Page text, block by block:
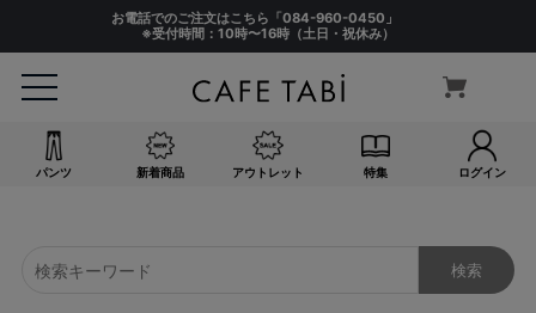
お電話でのご注文はこちら「084-960-0450 」
※受付時間：10時〜16時（土日・祝休み）
パンツ 新着商品 アウトレット 特集 ログイン
指定なし
3L(73)